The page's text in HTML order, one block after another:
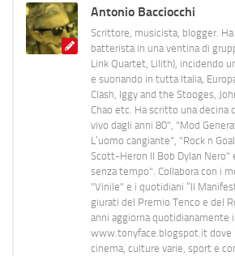
Antonio Bacciocchi
Scrittore, musicista, blogger.
batterista in una ventina di
Link Quartet, Lilith), incidendo
e suonando in tutta Italia,
Clash, Iggy and the Stooges,
Chao etc. Ha scritto una decina
vivo dagli anni 80", "Mod
L’uomo cangiante", "Rock n
Scott-Heron Il Bob Dylan Nero"
senza tempo". Collabora con i
"Vinile" e i quotidiani “Il
giurati del Premio Tenco e del
anni aggiorna quotidianamente
www.tonyface.blogspot.it dove
cinema, culture varie, sport e